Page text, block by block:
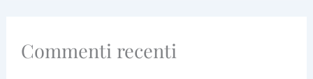
Commenti recenti